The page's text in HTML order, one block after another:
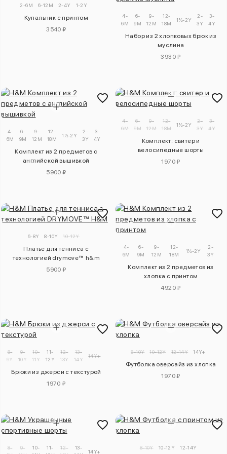
2-6M 6-12M 2-4Y 1-2Y
Купальник с принтом
3540 ₽
4-
6M
6-
9M
9-
12M
12-
18M
1½-2Y
2-
3Y
3-
4Y
Набор из 2 хлопковых брюк из
муслина
3930 ₽
4-
6M
6-
9M
9-
12M
12-
18M
1½-2Y
2-
3Y
3-
4Y
Комплект из 2 предметов с
английской вышивкой
5900 ₽
4-
6M
6-
9M
9-
12M
12-
18M
1½-2Y
2-
3Y
3-
4Y
Комплект: свитер и
велосипедные шорты
1970 ₽
6-8Y 8-10Y 10-12Y
Платье для тенниса с
технологией drymove™ h&m
5900 ₽
4-
6M
6-
9M
9-
12M
12-
18M
1½-2Y
2-
3Y
Комплект из 2 предметов из
хлопка с принтом
4920 ₽
8-
9Y
9-
10Y
10-
11Y
11-
12Y
12-
13Y
13-
14Y
14Y+
Брюки из джерси с текстурой
1970 ₽
8-10Y 10-12Y 12-14Y 14Y+
Футболка оверсайз из хлопка
1970 ₽
8-
9-
10-
11-
12-
13-
14Y+
8-10Y 10-12Y 12-14Y